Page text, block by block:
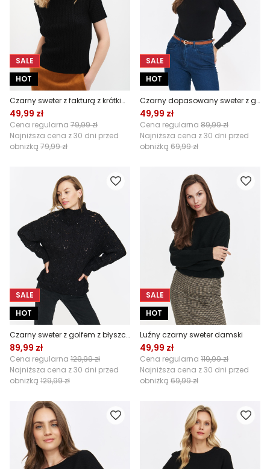
SALE
HOT
Czarny sweter z fakturą z krótkim rękawem
49,99 zł
Cena regularna 79,99 zł
Najniższa cena z 30 dni przed
obniżką 79,99 zł
SALE
HOT
Czarny dopasowany sweter z guzikami na rękawie
49,99 zł
Cena regularna 89,99 zł
Najniższa cena z 30 dni przed
obniżką 69,99 zł
SALE
HOT
Czarny sweter z golfem z błyszczącymi dżetami
89,99 zł
Cena regularna 129,99 zł
Najniższa cena z 30 dni przed
obniżką 129,99 zł
SALE
HOT
Luźny czarny sweter damski
49,99 zł
Cena regularna 119,99 zł
Najniższa cena z 30 dni przed
obniżką 69,99 zł